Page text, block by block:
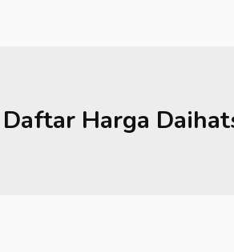
Daftar Harga